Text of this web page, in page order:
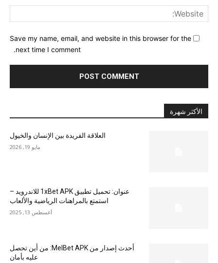
Save my name, email, and website in this browser for the
next time I comment.
الأكثر شهرة
العلاقة الفريدة بين الإنسان والخيول
مايو 19, 2026
عنوان: تحميل تطبيق 1xBet APK للاندرويد –
استمتع بالمراهنات الرياضية والألعاب
أغسطس 13, 2025
أحدث إصدار من MelBet APK: من أين تحصل
عليه بأمان